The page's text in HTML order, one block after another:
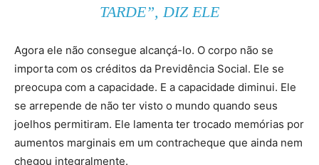
TARDE”, DIZ ELE
Agora ele não consegue alcançá-lo. O corpo não se
importa com os créditos da Previdência Social. Ele se
preocupa com a capacidade. E a capacidade diminui. Ele
se arrepende de não ter visto o mundo quando seus
joelhos permitiram. Ele lamenta ter trocado memórias por
aumentos marginais em um contracheque que ainda nem
chegou integralmente.